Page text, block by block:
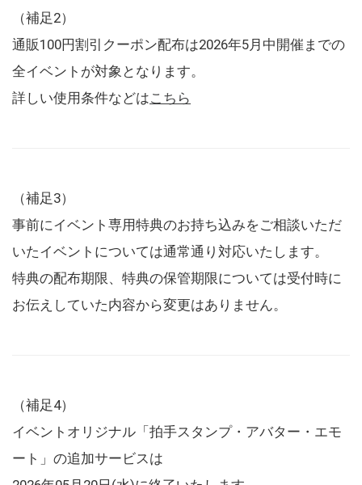
（補足2）
通販100円割引クーポン配布は2026年5月中開催までの
全イベントが対象となります。
詳しい使用条件などはこちら
（補足3）
事前にイベント専用特典のお持ち込みをご相談いただ
いたイベントについては通常通り対応いたします。
特典の配布期限、特典の保管期限については受付時に
お伝えしていた内容から変更はありません。
（補足4）
イベントオリジナル「拍手スタンプ・アバター・エモ
ート」の追加サービスは